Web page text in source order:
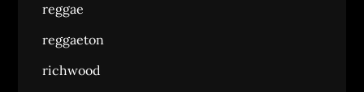
reggae
reggaeton
richwood